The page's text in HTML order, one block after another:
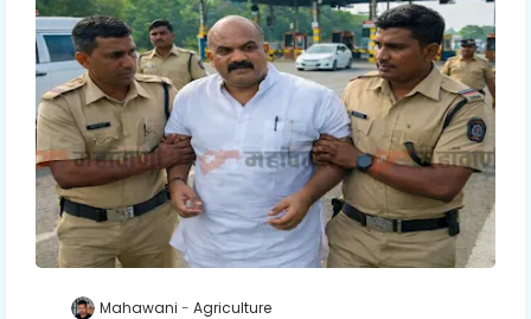
Mahawani Agriculture